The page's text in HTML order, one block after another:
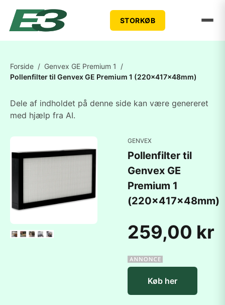
STORKØB
Forside / Genvex GE Premium 1
/
Pollenfilter til Genvex GE Premium 1 (220x417x48mm)
Dele af indholdet på denne side kan være genereret
med hjælp fra AI.
GENVEX
Pollenfilter til
Genvex GE
Premium 1
(220x417x48mm)
259,00 kr
Køb her